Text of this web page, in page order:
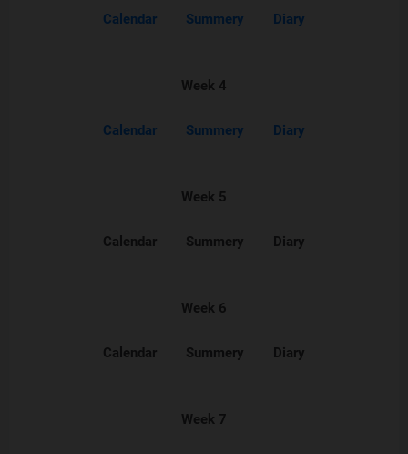
Calendar Summery Diary
Week 4
Calendar Summery Diary
Week 5
Calendar Summery Diary
Week 6
Calendar Summery Diary
Week 7